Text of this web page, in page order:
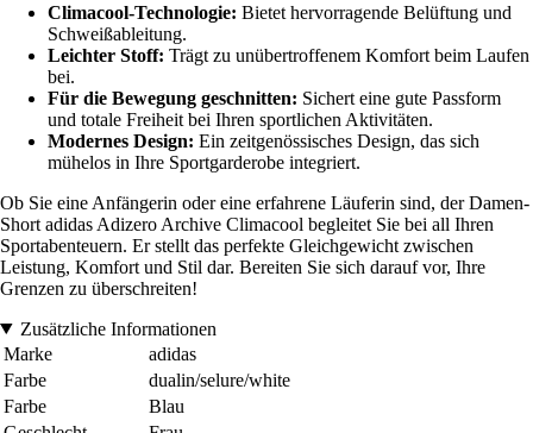
Climacool-Technologie: Bietet hervorragende Belüftung und
Schweißableitung.
Leichter Stoff: Trägt zu unübertroffenem Komfort beim Laufen
bei.
Für die Bewegung geschnitten: Sichert eine gute Passform
und totale Freiheit bei Ihren sportlichen Aktivitäten.
Modernes Design: Ein zeitgenössisches Design, das sich
mühelos in Ihre Sportgarderobe integriert.
Ob Sie eine Anfängerin oder eine erfahrene Läuferin sind, der Damen-
Short adidas Adizero Archive Climacool begleitet Sie bei all Ihren
Sportabenteuern. Er stellt das perfekte Gleichgewicht zwischen
Leistung, Komfort und Stil dar. Bereiten Sie sich darauf vor, Ihre
Grenzen zu überschreiten!
Zusätzliche Informationen
Marke
adidas
Farbe
dualin/selure/white
Farbe
Blau